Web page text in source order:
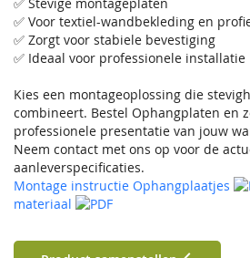
✅ Stevige montageplaten
✅ Voor textiel-wandbekleding en
✅ Zorgt voor stabiele bevestiging
✅ Ideaal voor professionele installatie
Kies een montageoplossing die
combineert. Bestel Ophangplaten en
professionele presentatie van jouw
Neem contact met ons op voor de
aanleverspecificaties.
Montage instructie Ophangplaatjes
materiaal